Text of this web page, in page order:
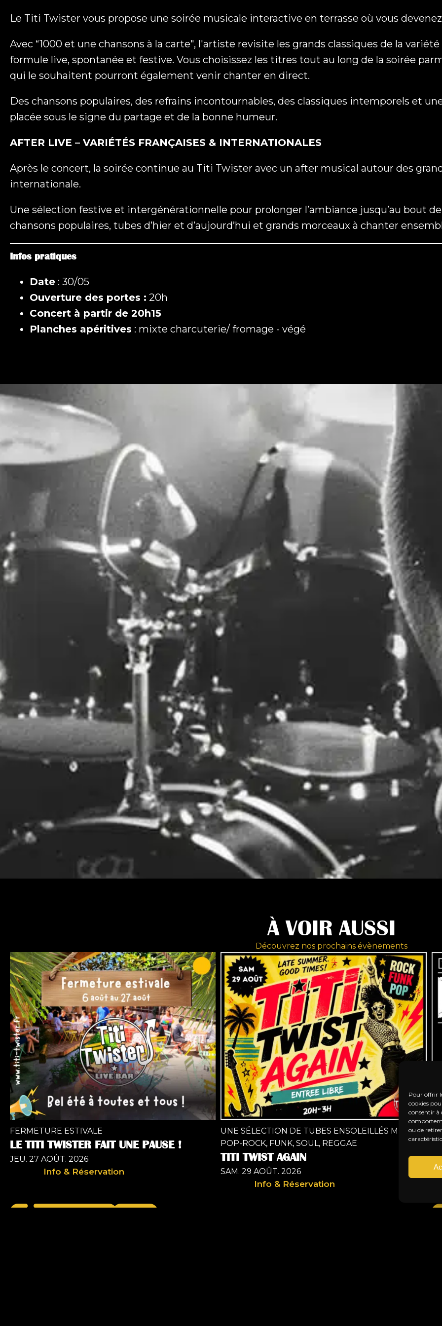
Pour offrir
cookies
consentir à
ou de
Le Titi Twister vous propose une soirée musicale interactive en terrasse où vous
Avec “1000 et une chansons à la carte", l'artiste revisite les grands classiques de la
formule live, spontanée et festive. Vous choisissez les titres tout au long de la soirée
qui le souhaitent pourront également venir chanter en direct.
Des chansons populaires, des refrains incontournables, des classiques intemporels et
placée sous le signe du partage et de la bonne humeur.
AFTER LIVE – VARIÉTÉS FRANÇAISES & INTERNATIONALES
Après le concert, la soirée continue au Titi Twister avec un after musical autour des
internationale.
Une sélection festive et intergénérationnelle pour prolonger l’ambiance jusqu’au bout
chansons populaires, tubes d’hier et d’aujourd’hui et grands morceaux à chanter
Infos pratiques
Date : 30/05
Ouverture des portes : 20h
Concert à partir de 20h15
Planches apéritives : mixte charcuterie/ fromage - végé
À VOIR AUSSI
Découvrez nos prochains évènements
FERMETURE ESTIVALE
LE TITI TWISTER FAIT UNE PAUSE !
JEU. 27 AOÛT. 2026
Info & Réservation
UNE SÉLECTION DE TUBES ENSOLEILLÉS MÊLANT
POP-ROCK, FUNK, SOUL, REGGAE
TITI TWIST AGAIN
SAM. 29 AOÛT. 2026
Info & Réservation